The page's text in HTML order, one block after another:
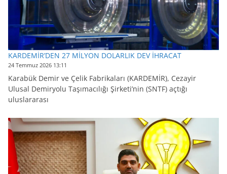
KARDEMİR’DEN 27 MİLYON DOLARLIK DEV İHRACAT
24 Temmuz 2026 13:11
Karabük Demir ve Çelik Fabrikaları (KARDEMİR), Cezayir
Ulusal Demiryolu Taşımacılığı Şirketi’nin (SNTF) açtığı
uluslararası